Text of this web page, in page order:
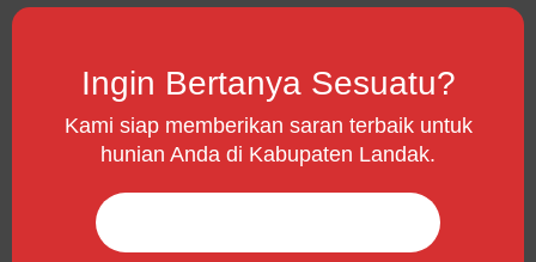
Ingin Bertanya Sesuatu?
Kami siap memberikan saran terbaik untuk
hunian Anda di Kabupaten Landak.